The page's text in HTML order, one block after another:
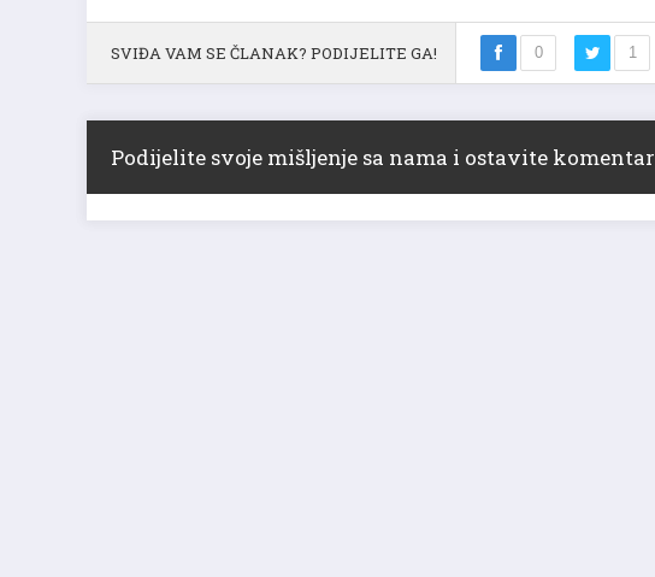
SVIĐA VAM SE ČLANAK? PODIJELITE GA! 0 1
Podijelite svoje mišljenje sa nama i ostavite komentar